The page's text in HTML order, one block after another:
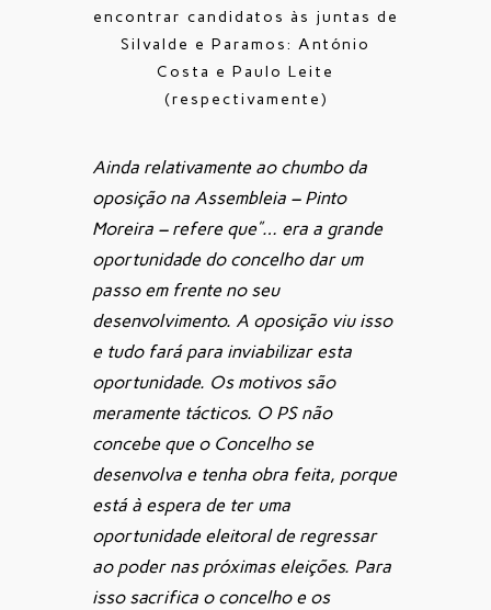
encontrar candidatos às juntas de
Silvalde e Paramos: António
Costa e Paulo Leite
(respectivamente)
Ainda relativamente ao chumbo da
oposição na Assembleia – Pinto
Moreira – refere que”… era a grande
oportunidade do concelho dar um
passo em frente no seu
desenvolvimento. A oposição viu isso
e tudo fará para inviabilizar esta
oportunidade. Os motivos são
meramente tácticos. O PS não
concebe que o Concelho se
desenvolva e tenha obra feita, porque
está à espera de ter uma
oportunidade eleitoral de regressar
ao poder nas próximas eleições. Para
isso sacrifica o concelho e os